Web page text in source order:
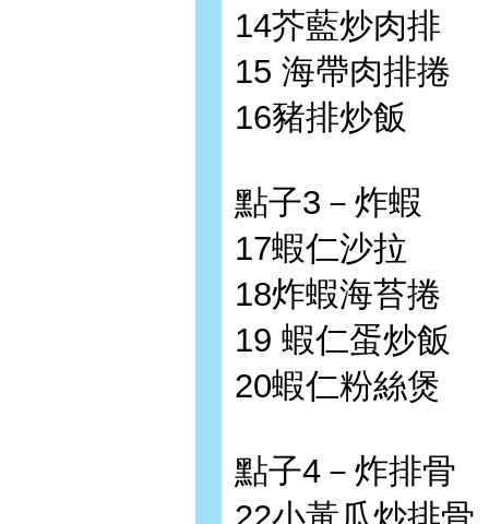
14芥藍炒肉排
15 海帶肉排捲
16豬排炒飯
點子3－炸蝦
17蝦仁沙拉
18炸蝦海苔捲
19 蝦仁蛋炒飯
20蝦仁粉絲煲
點子4－炸排骨